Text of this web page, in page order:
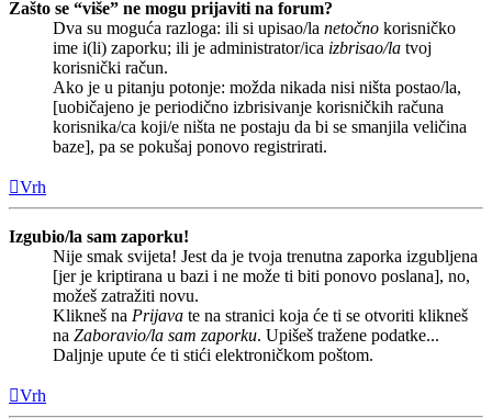
Zašto se “više” ne mogu prijaviti na forum?
Dva su moguća razloga: ili si upisao/la netočno korisničko
ime i(li) zaporku; ili je administrator/ica izbrisao/la tvoj
korisnički račun.
Ako je u pitanju potonje: možda nikada nisi ništa postao/la,
[uobičajeno je periodično izbrisivanje korisničkih računa
korisnika/ca koji/e ništa ne postaju da bi se smanjila veličina
baze], pa se pokušaj ponovo registrirati.
Vrh
Izgubio/la sam zaporku!
Nije smak svijeta! Jest da je tvoja trenutna zaporka izgubljena
[jer je kriptirana u bazi i ne može ti biti ponovo poslana], no,
možeš zatražiti novu.
Klikneš na Prijava te na stranici koja će ti se otvoriti klikneš
na Zaboravio/la sam zaporku. Upišeš tražene podatke...
Daljnje upute će ti stići elektroničkom poštom.
Vrh